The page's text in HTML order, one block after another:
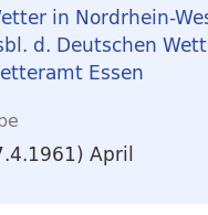
in Nordrhein-
d. Deutschen
Essen
April